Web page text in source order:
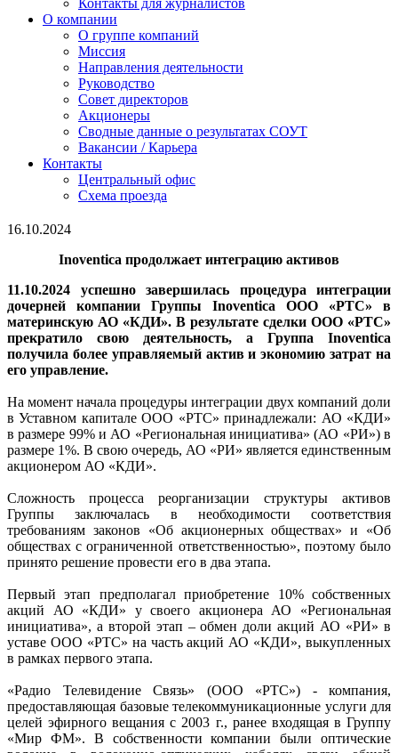
Контакты для журналистов
О компании
О группе компаний
Миссия
Направления деятельности
Руководство
Совет директоров
Акционеры
Сводные данные о результатах СОУТ
Вакансии / Карьера
Контакты
Центральный офис
Схема проезда
16.10.2024
Inoventica продолжает интеграцию активов
11.10.2024 успешно завершилась процедура интеграции
дочерней компании Группы Inoventica ООО «РТС» в
материнскую АО «КДИ». В результате сделки ООО «РТС»
прекратило свою деятельность, а Группа Inoventica
получила более управляемый актив и экономию затрат на
его управление.
На момент начала процедуры интеграции двух компаний доли
в Уставном капитале ООО «РТС» принадлежали: АО «КДИ»
в размере 99% и АО «Региональная инициатива» (АО «РИ») в
размере 1%. В свою очередь, АО «РИ» является единственным
акционером АО «КДИ».
Сложность процесса реорганизации структуры активов
Группы заключалась в необходимости соответствия
требованиям законов «Об акционерных обществах» и «Об
обществах с ограниченной ответственностью», поэтому было
принято решение провести его в два этапа.
Первый этап предполагал приобретение 10% собственных
акций АО «КДИ» у своего акционера АО «Региональная
инициатива», а второй этап – обмен доли акций АО «РИ» в
уставе ООО «РТС» на часть акций АО «КДИ», выкупленных
в рамках первого этапа.
«Радио Телевидение Связь» (ООО «РТС») - компания,
предоставляющая базовые телекоммуникационные услуги для
целей эфирного вещания с 2003 г., ранее входящая в Группу
«Мир ФМ». В собственности компании были оптические